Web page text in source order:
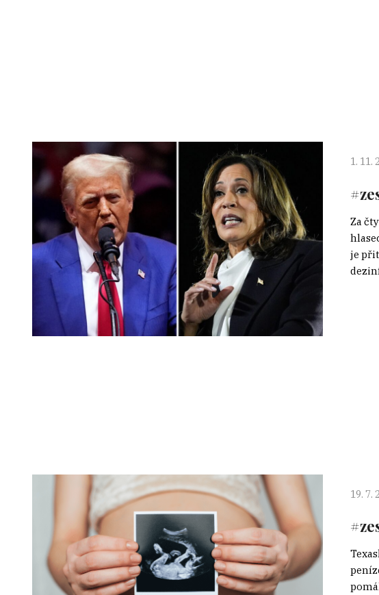
1. 11.
Za
je
19. 7.